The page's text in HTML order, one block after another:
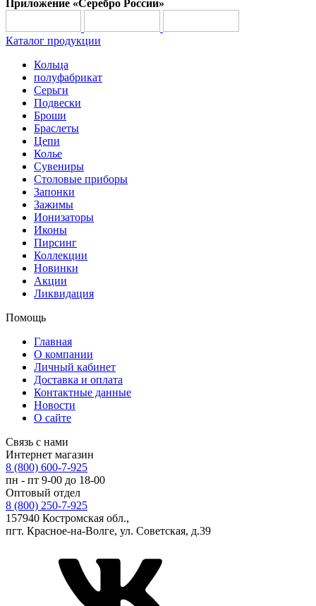
Приложение «Серебро России»
Каталог продукции
Кольца
полуфабрикат
Серьги
Подвески
Броши
Браслеты
Цепи
Колье
Сувениры
Столовые приборы
Запонки
Зажимы
Ионизаторы
Иконы
Пирсинг
Коллекции
Новинки
Акции
Ликвидация
Помощь
Главная
О компании
Личный кабинет
Доставка и оплата
Контактные данные
Новости
О сайте
Связь с нами
Интернет магазин
8 (800) 600-7-925
пн - пт 9-00 до 18-00
Оптовый отдел
8 (800) 250-7-925
157940 Костромская обл.,
пгт. Красное-на-Волге, ул. Советская, д.39